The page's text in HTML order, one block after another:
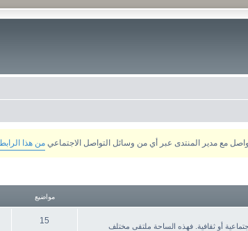
من هذا الرابط
مواضيع
أو ثقافية. فهذه الساحة ملتقى مختلف
15